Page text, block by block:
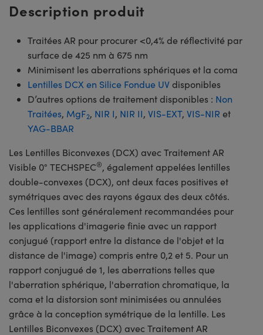
Description produit
Traitées AR pour procurer <0,4% de réflectivité par
surface de 425 nm à 675 nm
Minimisent les aberrations sphériques et la coma
Lentilles DCX en Silice Fondue UV disponibles
D’autres options de traitement disponibles : Non
Traitées, MgF2, NIR I, NIR II, VIS-EXT, VIS-NIR et
YAG-BBAR
Les Lentilles Biconvexes (DCX) avec Traitement AR
Visible 0° TECHSPEC®, également appelées lentilles
double-convexes (DCX), ont deux faces positives et
symétriques avec des rayons égaux des deux côtés.
Ces lentilles sont généralement recommandées pour
les applications d'imagerie finie avec un rapport
conjugué (rapport entre la distance de l'objet et la
distance de l'image) compris entre 0,2 et 5. Pour un
rapport conjugué de 1, les aberrations telles que
l'aberration sphérique, l'aberration chromatique, la
coma et la distorsion sont minimisées ou annulées
grâce à la conception symétrique de la lentille. Les
Lentilles Biconvexes (DCX) avec Traitement AR